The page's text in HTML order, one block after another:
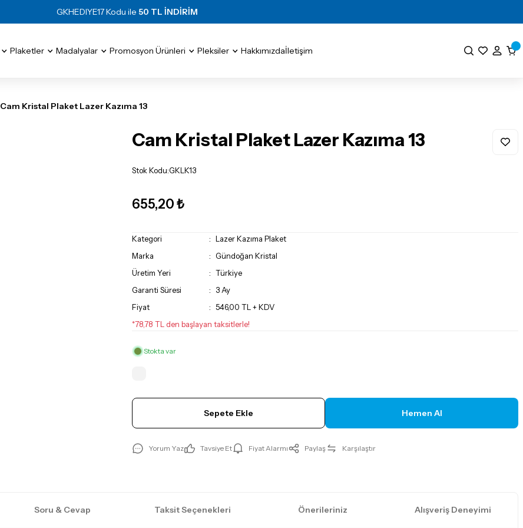
GKHEDIYE17 Kodu ile 50 TL İNDİRİM
Plaketler Madalyalar Promosyon Ürünleri Pleksiler Hakkımızdaİletişim
Cam Kristal Plaket Lazer Kazıma 13
Cam Kristal Plaket Lazer Kazıma 13
Stok Kodu:GKLK13
655,20 ₺
Kategori
Lazer Kazıma Plaket
Marka
Gündoğan Kristal
Üretim Yeri
Türkiye
Garanti Süresi
3 Ay
Fiyat
546,00 TL + KDV
*78,78 TL den başlayan taksitlerle!
Stokta var
Sepete Ekle Hemen Al
Yorum Yaz Tavsiye Et Fiyat Alarmı Paylaş Karşılaştır
Soru & Cevap Taksit Seçenekleri Önerileriniz Alışveriş Deneyimi